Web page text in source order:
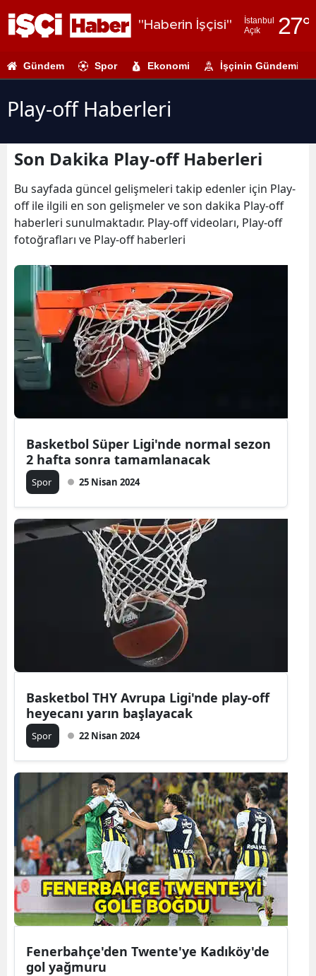
"Haberin İşçisi"
İstanbul
Açık
27°
Adıyaman
Amasya
Ankara
Antalya
Bolu
Burdur
Çanakkale
Gaziantep
Giresun
Gümüşhane
Hakkari
Hatay
Gündem Spor Ekonomi İşçinin Gündemi
Play-off Haberleri
Son Dakika Play-off Haberleri
Bu sayfada güncel gelişmeleri takip edenler için Play-
off ile ilgili en son gelişmeler ve son dakika Play-off
haberleri sunulmaktadır. Play-off videoları, Play-off
fotoğrafları ve Play-off haberleri
Basketbol Süper Ligi'nde normal sezon
2 hafta sonra tamamlanacak
Spor 25 Nisan 2024
Basketbol THY Avrupa Ligi'nde play-off
heyecanı yarın başlayacak
Spor 22 Nisan 2024
Fenerbahçe'den Twente'ye Kadıköy'de
gol yağmuru